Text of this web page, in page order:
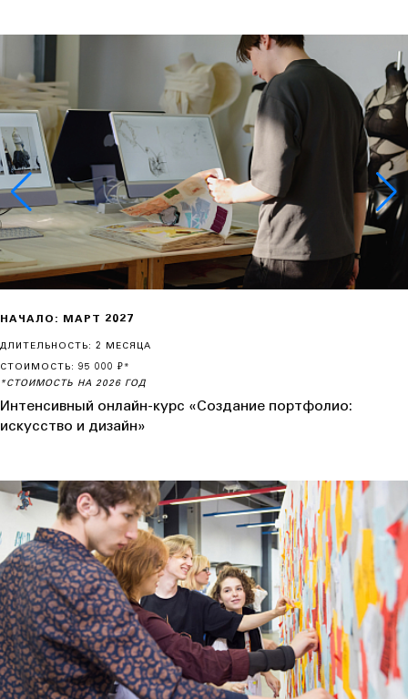
НАЧАЛО: МАРТ 2027
ДЛИТЕЛЬНОСТЬ: 2 МЕСЯЦА
СТОИМОСТЬ: 95 000 ₽*
*СТОИМОСТЬ НА 2026 ГОД
Интенсивный онлайн-курс «Создание портфолио:
искусство и дизайн»